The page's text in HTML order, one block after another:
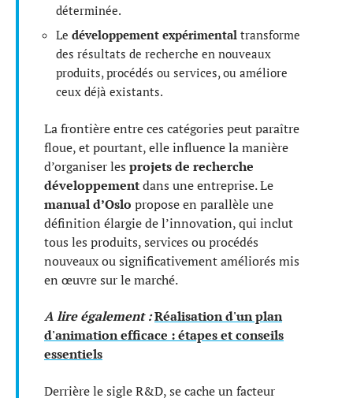
déterminée.
Le développement expérimental transforme
des résultats de recherche en nouveaux
produits, procédés ou services, ou améliore
ceux déjà existants.
La frontière entre ces catégories peut paraître
floue, et pourtant, elle influence la manière
d’organiser les projets de recherche
développementdans une entreprise. Le
manual d’Oslo propose en parallèle une
définition élargie de l’innovation, qui inclut
tous les produits, services ou procédés
nouveaux ou significativement améliorés mis
en œuvre sur le marché.
A lire également :Réalisation d'un plan
d'animation efficace : étapes et conseils
essentiels
Derrière le sigle R&D, se cache un facteur